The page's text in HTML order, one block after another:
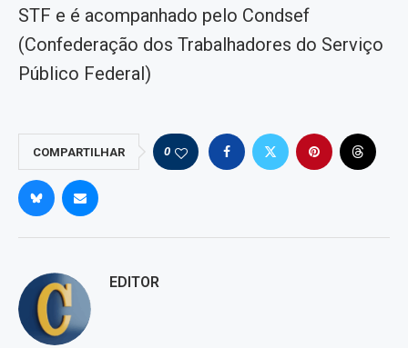
STF e é acompanhado pelo Condsef
(Confederação dos Trabalhadores do Serviço
Público Federal)
COMPARTILHAR 0
EDITOR